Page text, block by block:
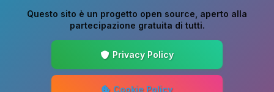
Questo sito è un progetto open source , aperto alla
partecipazione gratuita di tutti.
Privacy Policy
Cookie Policy